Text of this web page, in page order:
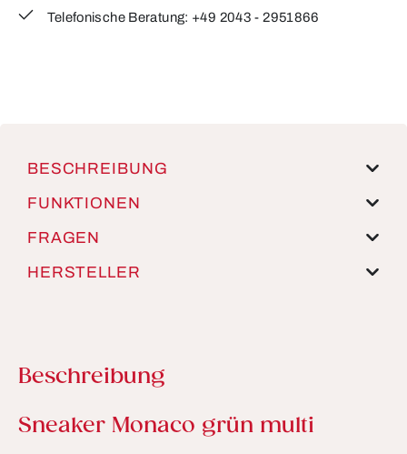
Telefonische Beratung: +49 2043 - 2951866
BESCHREIBUNG
FUNKTIONEN
FRAGEN
HERSTELLER
Beschreibung
Produktinformationen
Sneaker Monaco grün multi